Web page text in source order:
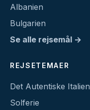
Albanien
Bulgarien
Se alle rejsemål →
REJSETEMAER
Det Autentiske Italien
Solferie